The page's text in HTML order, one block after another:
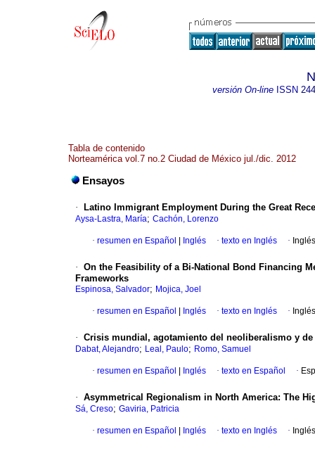
versión On-lineISSN
Tabla de contenido
Norteamérica vol.7 no.2 Ciudad de México jul./dic. 2012
Ensayos
· Latino Immigrant Employment During the Great
Aysa-Lastra, María; Cachón, Lorenzo
· resumen en Español Inglés · texto en Inglés ·
· On the Feasibility of a Bi-National Bond Financing
Frameworks
Espinosa, Salvador; Mojica, Joel
· resumen en Español Inglés · texto en Inglés ·
· Crisis mundial, agotamiento del neoliberalismo y
Dabat, Alejandro; Leal, Paulo; Romo, Samuel
· resumen en Español Inglés · texto en Español ·
· Asymmetrical Regionalism in North America: The
Sá, Creso; Gaviria, Patricia
· resumen en Español Inglés · texto en Inglés ·